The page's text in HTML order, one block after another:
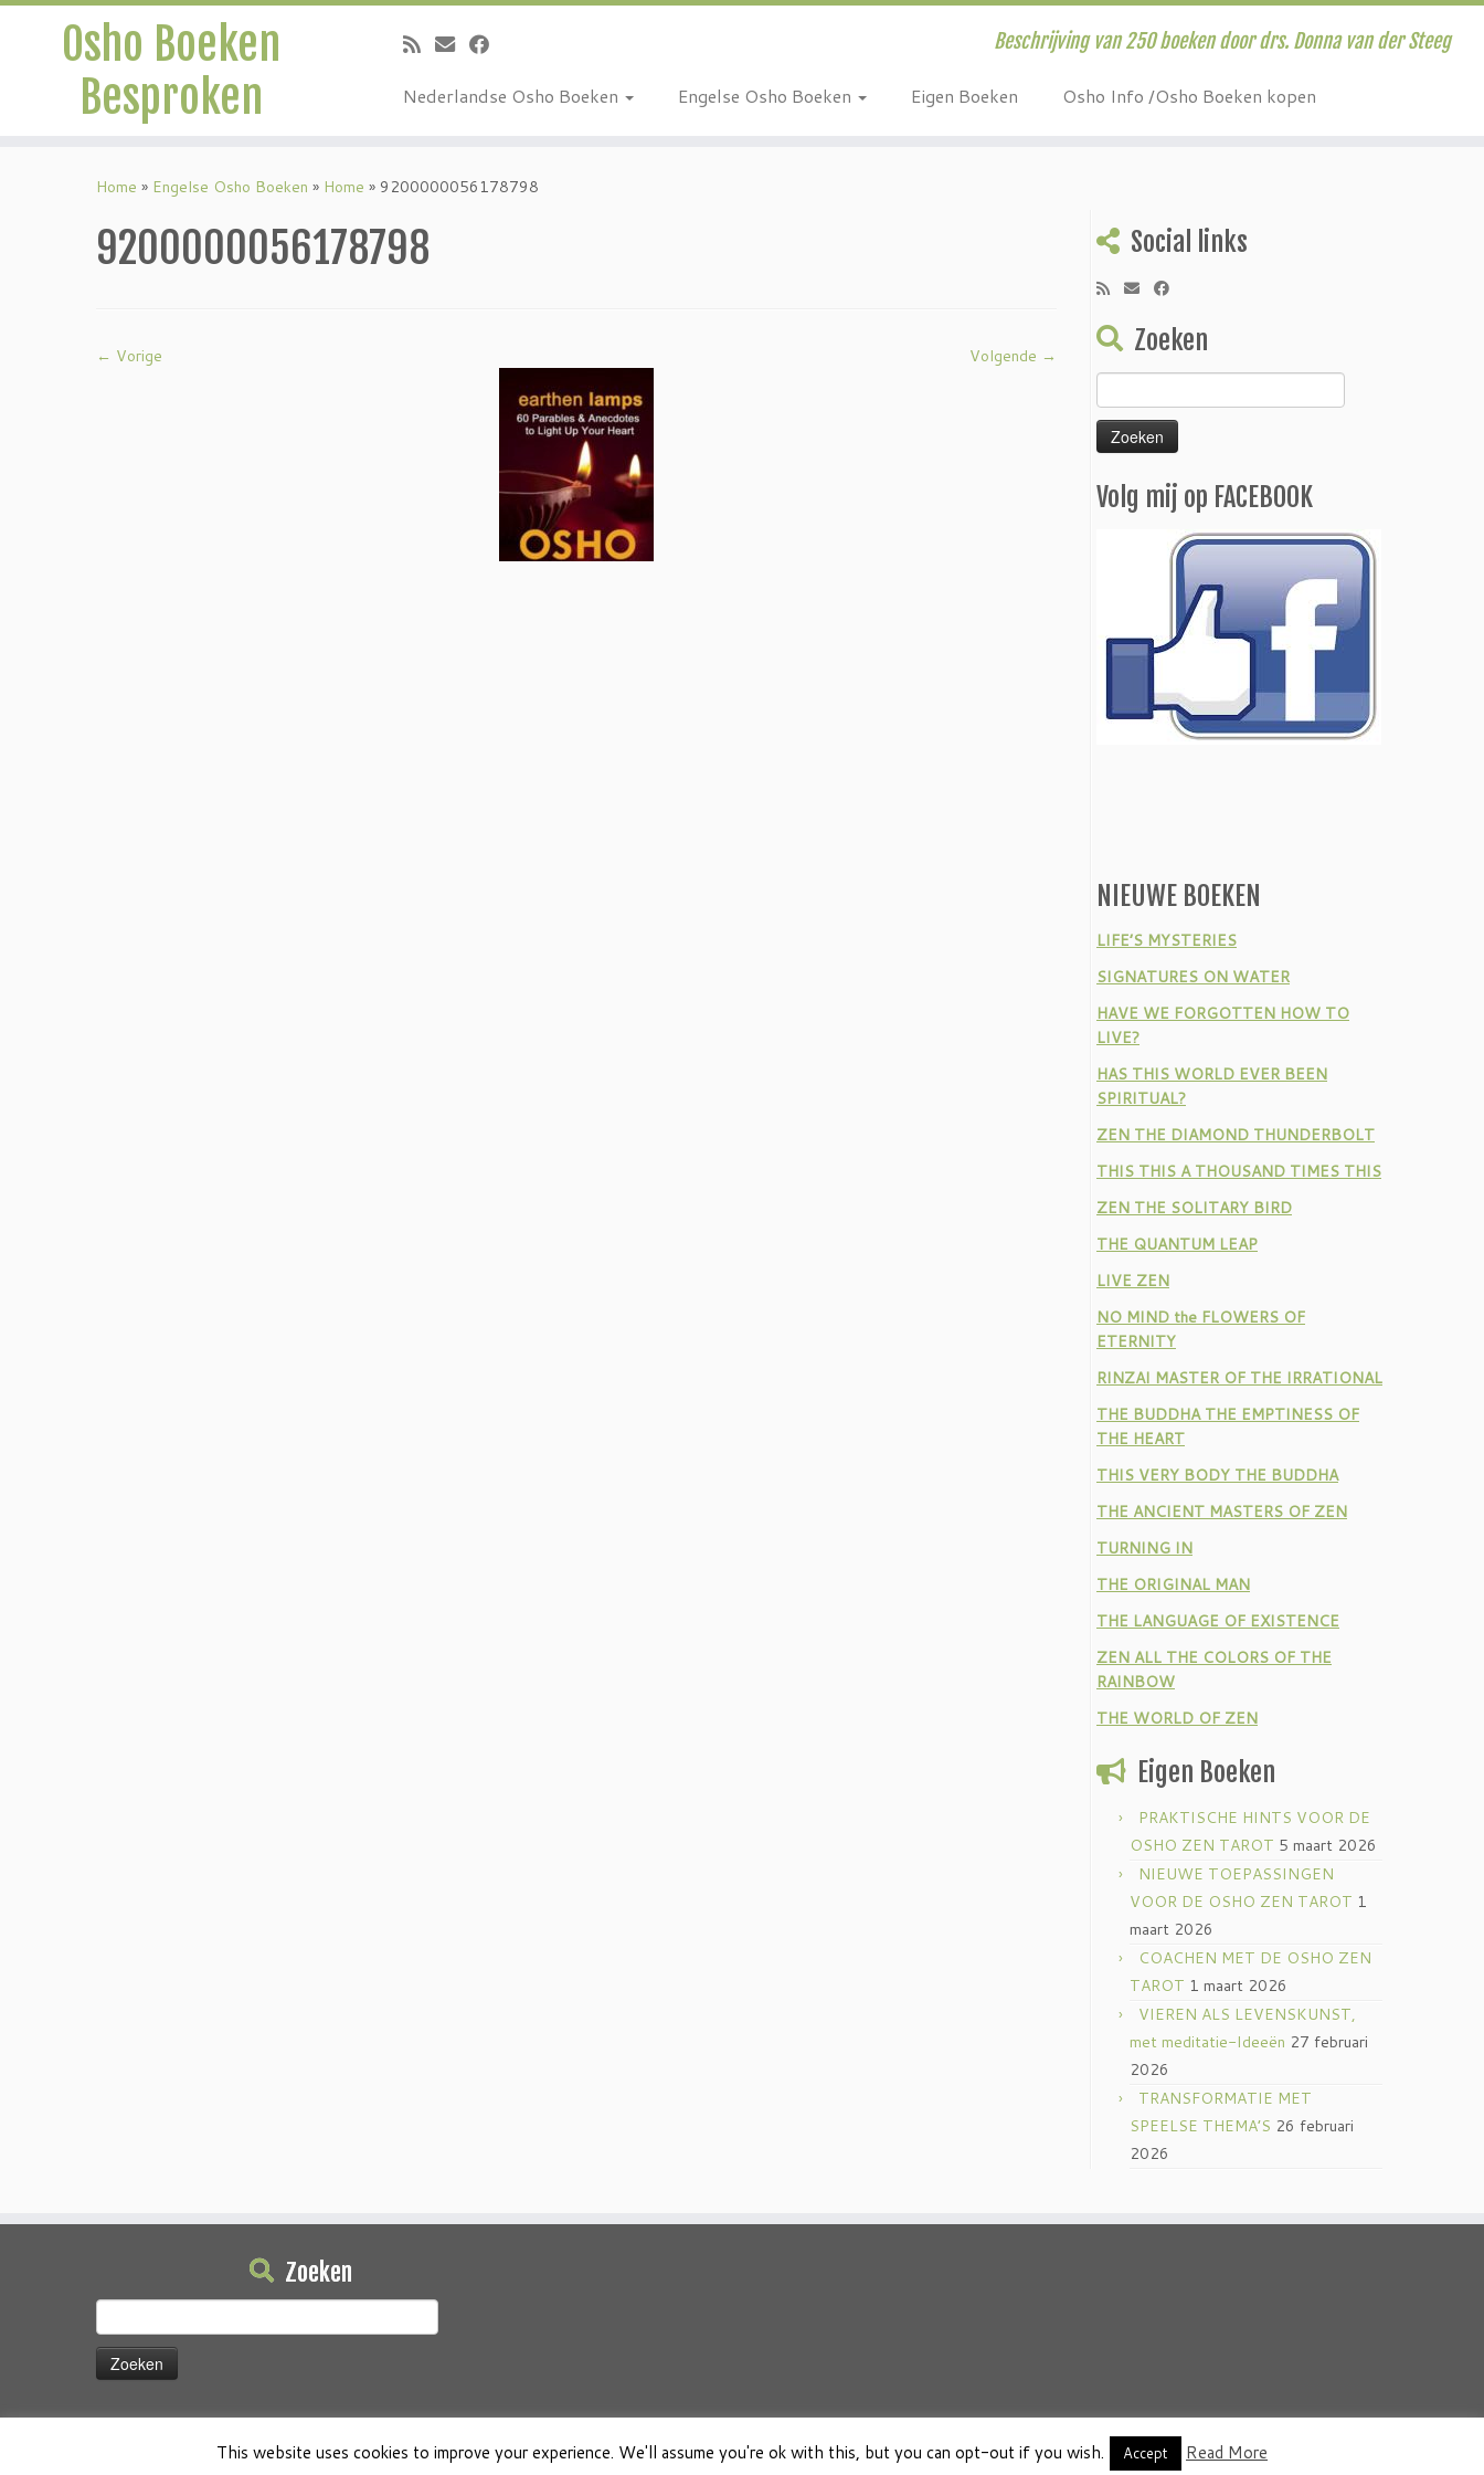
Osho Boeken
Besproken
Beschrijving van 250 boeken door drs. Donna van der Steeg
Nederlandse Osho Boeken Engelse Osho Boeken Eigen Boeken Osho Info /Osho Boeken kopen
Home » Engelse Osho Boeken » Home » 9200000056178798
9200000056178798
← Vorige Volgende →
Social links
Zoeken
naar:
Volg mij op FACEBOOK
NIEUWE BOEKEN
LIFE’S MYSTERIES
SIGNATURES ON WATER
HAVE WE FORGOTTEN HOW TO
LIVE?
HAS THIS WORLD EVER BEEN
SPIRITUAL?
ZEN THE DIAMOND THUNDERBOLT
THIS THIS A THOUSAND TIMES THIS
ZEN THE SOLITARY BIRD
THE QUANTUM LEAP
LIVE ZEN
NO MIND the FLOWERS OF
ETERNITY
RINZAI MASTER OF THE IRRATIONAL
THE BUDDHA THE EMPTINESS OF
THE HEART
THIS VERY BODY THE BUDDHA
THE ANCIENT MASTERS OF ZEN
TURNING IN
THE ORIGINAL MAN
THE LANGUAGE OF EXISTENCE
ZEN ALL THE COLORS OF THE
RAINBOW
THE WORLD OF ZEN
Eigen Boeken
PRAKTISCHE HINTS VOOR DE
OSHO ZEN TAROT 5 maart 2026
NIEUWE TOEPASSINGEN
VOOR DE OSHO ZEN TAROT 1
maart 2026
COACHEN MET DE OSHO ZEN
TAROT 1 maart 2026
VIEREN ALS LEVENSKUNST,
met meditatie-Ideeën 27 februari
2026
TRANSFORMATIE MET
SPEELSE THEMA’S 26 februari
2026
Zoeken
naar:
·© 2026 Osho Boeken Besproken·Aangeboden door ·Ontworpen met deCustomizr thema ·
This website uses cookies to improve your experience. We'll assume you're ok with this, but you can opt-out if you wish. Accept Read More